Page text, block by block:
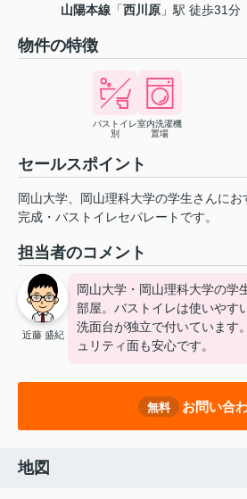
山陽本線 「西川原 」駅 徒歩31分
物件の特徴
バストイレ
別
室内洗濯機
置場
セールスポイント
岡山大学、岡山理科大学の学生さんに
完成・バストイレセパレートです。
担当者のコメント
近藤 盛紀
岡山大学・岡山理科大学の学
部屋。バストイレは使いやす
洗面台が独立で付いています
ュリティ面も安心です。
無料 お問い合
地図